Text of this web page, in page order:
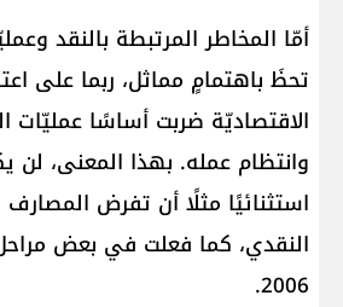
أمّا المخاطر المرتبطة بالنقد
تحظَ باهتمامٍ مماثل، ربما على
الاقتصاديّة ضربت أساسًا عمليّات
وانتظام عمله. بهذا المعنى، لن
استثنائيًا مثلًا أن تفرض
النقدي، كما فعلت في بعض
2006.